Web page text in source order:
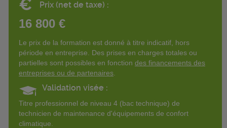
€ Prix (net de taxe) :
16 800 €
Le prix de la formation est donné à titre indicatif, hors
période en entreprise. Des prises en charges totales ou
partielles sont possibles en fonction des financements des
entreprises ou de partenaires
Validation visée :
Titre professionnel de niveau 4 (bac technique) de
technicien de maintenance d'équipements de confort
climatique.